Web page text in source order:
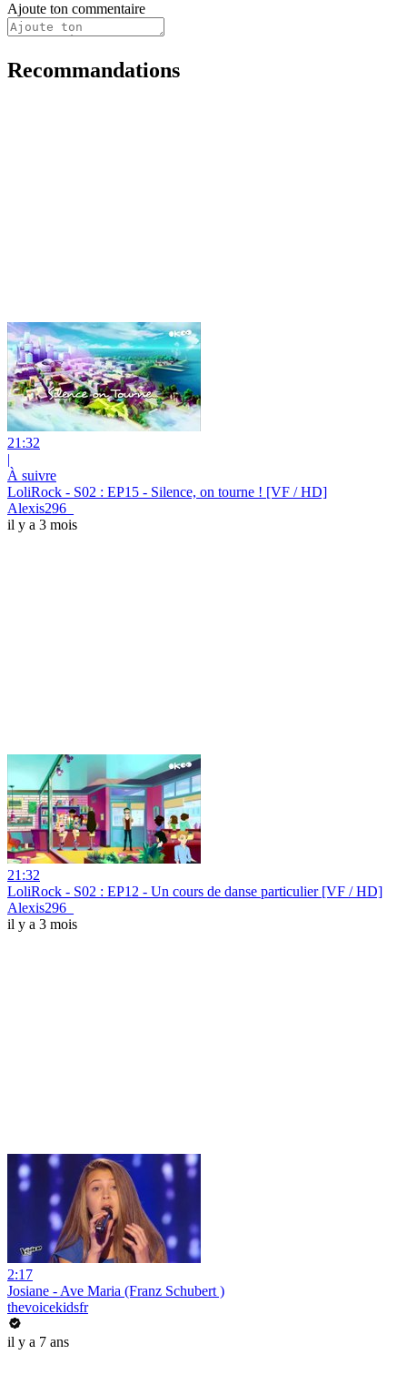
Ajoute ton commentaire
Recommandations
21:32
|
À suivre
LoliRock - S02 : EP15 - Silence, on tourne ! [VF / HD]
Alexis296_
il y a 3 mois
21:32
LoliRock - S02 : EP12 - Un cours de danse particulier [VF / HD]
Alexis296_
il y a 3 mois
2:17
Josiane - Ave Maria (Franz Schubert )
thevoicekidsfr
il y a 7 ans